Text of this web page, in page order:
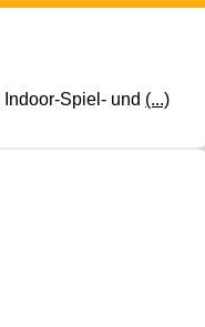
Spiel- und (...)